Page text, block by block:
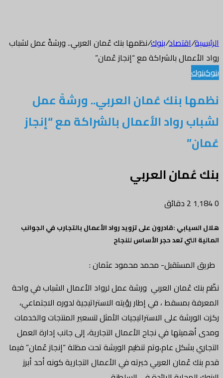
الرئيسية/اقتصاد/بنوك/نظمها بنك عُمان العربي.. ورشةً عمل لشباب
رواد الأعمال بالشراكة مع “إنجاز عُمان”
بنوكبنوك
نظمها بنك عُمان العربي.. ورشةً عمل
لشباب رواد الأعمال بالشراكة مع “إنجاز
عُمان”
بنك عُمان العربي
0 2 دقائق
هلال السيابي :قادرون على تزويد رواد الأعمال بالتجارب في الجوانب
المالية التي تعد حجر الأساس للنجاح
طريق المستقبل- محمد محمود عثمان :
نظّم بنك عُمان العربي ورشة عمل لرواد الأعمال الشباب في واحة
المعرفة بمسقط ، في إطار رؤيته الاستراتيجية لدوره الاجتماعي،
ركزت الورشة على الاستراتيجيات الأمثل لتسعير المنتجات والخدمات
ومدى أهميتها في نجاح الأعمال التجارية، إلى جانب إدارة العمل
التجاري بشكل عام،وتم تنظيم الورشة تحت مظلة “إنجاز عُمان” فيما
قدم بنك عُمان العربي خبرته في الأعمال التجارية كونه أحد أبرز